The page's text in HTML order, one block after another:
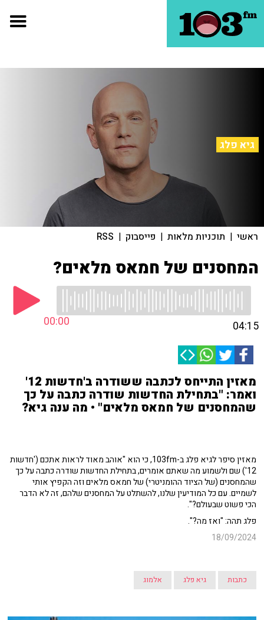
גיא פלג
ראשי | תוכניות מלאות | פייסבוק |
RSS
המחסנים של חמאס מלאים?
00:00 04:15
מאזין התייחס לכתבה ששודרה ב'חדשות 12'
ואמר: "בתחילת החדשות שודרה כתבה על כך
שהמחסנים של חמאס מלאים" • מה ענה גיא?
מאזין סיפר לגיא פלג ב-103fm, כי הוא "אוהב מאוד לראות אתכם ('חדשות
12') שם ולשמוע מה שאתם אומרים, בתחילת החדשות שודרה כתבה על כך
שהמחסנים (של הציוד ההומניטרי) של חמאס מלאים וזה הקפיץ אותי
לשמיים. עם כל המודיעין שלנו, להשתלט על המחסנים שלהם, זה לא הדבר
הכי פשוט שבעולם?".
פלג תהה: "ואז מה?".
18/09/2024
כתבות גיא פלג אלמוג